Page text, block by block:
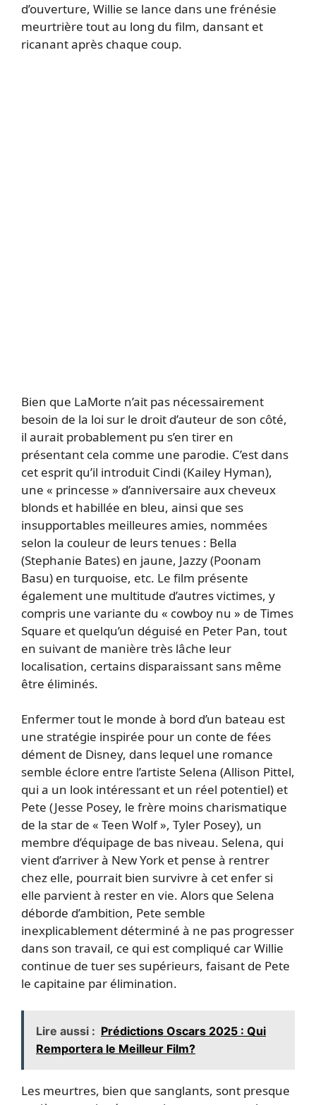
d’ouverture, Willie se lance dans une frénésie
meurtrière tout au long du film, dansant et
ricanant après chaque coup.
Bien que LaMorte n’ait pas nécessairement
besoin de la loi sur le droit d’auteur de son côté,
il aurait probablement pu s’en tirer en
présentant cela comme une parodie. C’est dans
cet esprit qu’il introduit Cindi (Kailey Hyman),
une « princesse » d’anniversaire aux cheveux
blonds et habillée en bleu, ainsi que ses
insupportables meilleures amies, nommées
selon la couleur de leurs tenues : Bella
(Stephanie Bates) en jaune, Jazzy (Poonam
Basu) en turquoise, etc. Le film présente
également une multitude d’autres victimes, y
compris une variante du « cowboy nu » de Times
Square et quelqu’un déguisé en Peter Pan, tout
en suivant de manière très lâche leur
localisation, certains disparaissant sans même
être éliminés.
Enfermer tout le monde à bord d’un bateau est
une stratégie inspirée pour un conte de fées
dément de Disney, dans lequel une romance
semble éclore entre l’artiste Selena (Allison Pittel,
qui a un look intéressant et un réel potentiel) et
Pete (Jesse Posey, le frère moins charismatique
de la star de « Teen Wolf », Tyler Posey), un
membre d’équipage de bas niveau. Selena, qui
vient d’arriver à New York et pense à rentrer
chez elle, pourrait bien survivre à cet enfer si
elle parvient à rester en vie. Alors que Selena
déborde d’ambition, Pete semble
inexplicablement déterminé à ne pas progresser
dans son travail, ce qui est compliqué car Willie
continue de tuer ses supérieurs, faisant de Pete
le capitaine par élimination.
Lire aussi : Prédictions Oscars 2025 : Qui
Remportera le Meilleur Film?
Les meurtres, bien que sanglants, sont presque